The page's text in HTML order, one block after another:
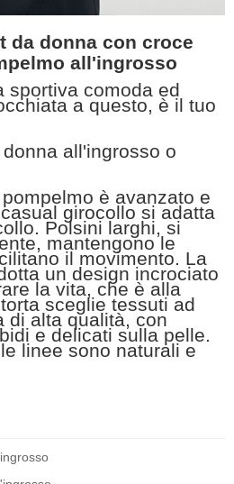
da donna con croce
all'ingrosso
sportiva comoda ed
a questo, è il tuo
all'ingrosso o
è avanzato e
girocollo si adatta
Polsini larghi, si
mantengono le
il movimento. La
un design incrociato
la vita, che è alla
sceglie tessuti ad
di alta qualità, con
e delicati sulla pelle.
linee sono naturali e